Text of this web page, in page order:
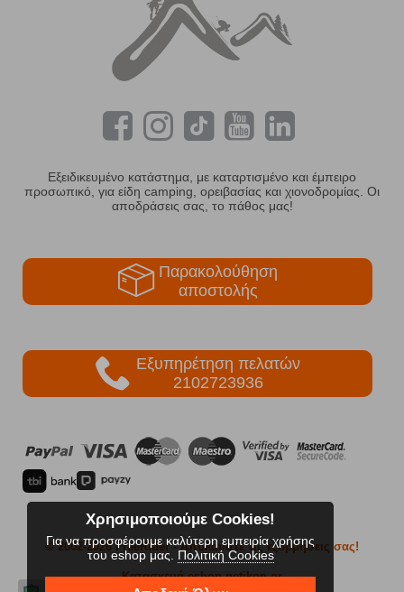
Εξειδικευμένο κατάστημα, με καταρτισμένο και έμπειρο
προσωπικό, για είδη camping, ορειβασίας και χιονοδρομίας. Οι
αποδράσεις σας, το πάθος μας!
Παρακολούθηση
αποστολής
Εξυπηρέτηση πελατών
2102723936
© 2002-2026 FreeRider- Απολαύστε τις εξορμήσεις σας!
Κατασκευή eshop netikon.gr
Χρησιμοποιούμε Cookies!
Για να προσφέρουμε καλύτερη εμπειρία χρήσης
του eshop μας. Πολιτική Cookies